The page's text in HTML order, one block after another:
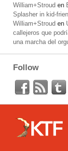
William+Stroud en
Splasher in kid-
William+Stroud en
callejeros que
una marcha del
Follow